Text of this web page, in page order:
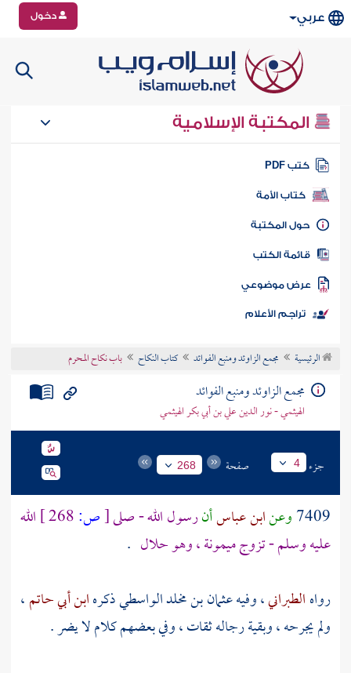
عربي دخول
المكتبة الإسلامية
كتب PDF
كتاب الأمة
المكتبة
الكتب
موضوعي
تراجم الأعلام
الرئيسية مجمع الزاوئد ومنبع الفوائد كتاب النكاح باب نكاح المحرم
مجمع الزاوئد ومنبع الفوائد
الهيثمي - نور الدين علي بن أبي بكر الهيثمي
جزء 4 صفحة 268
7409وعنابن عباسأنرسول الله - صلى[ص:
الله
عليه وسلم - تزوجميمونة، وهو حلال .
رواهالطبراني، وفيهعثمان بن مخلد الواسطيذكرهابن أبي حاتم،
ولم يجرحه ، وبقية رجاله ثقات ، وفي بعضهم كلام لا يضر .